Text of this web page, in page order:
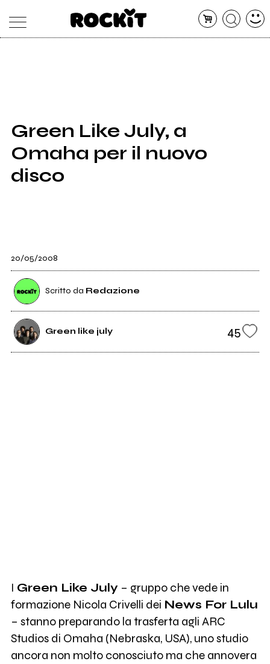
SHOP
RADIO
Green Like July, a
Omaha per il nuovo
disco
20/05/2008
Scritto da Redazione
Green like july 45
I Green Like July– gruppo che vede in
formazione Nicola Crivelli dei News For Lulu
– stanno preparando la trasferta agli ARC
Studios di Omaha (Nebraska, USA), uno studio
ancora non molto conosciuto ma che annovera